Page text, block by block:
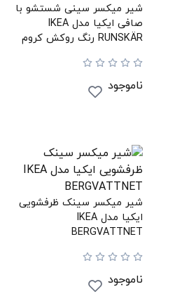
شیر میکسر سینی شستشو با
صافی ایکیا مدل IKEA
RUNSKÄR رنگ روکش کروم
ناموجود
شیر میکسر سینک ظرفشویی
ایکیا مدل IKEA
BERGVATTNET
ناموجود